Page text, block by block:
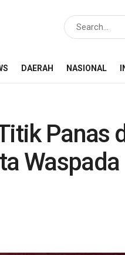
DAERAH NASIONAL
Panas